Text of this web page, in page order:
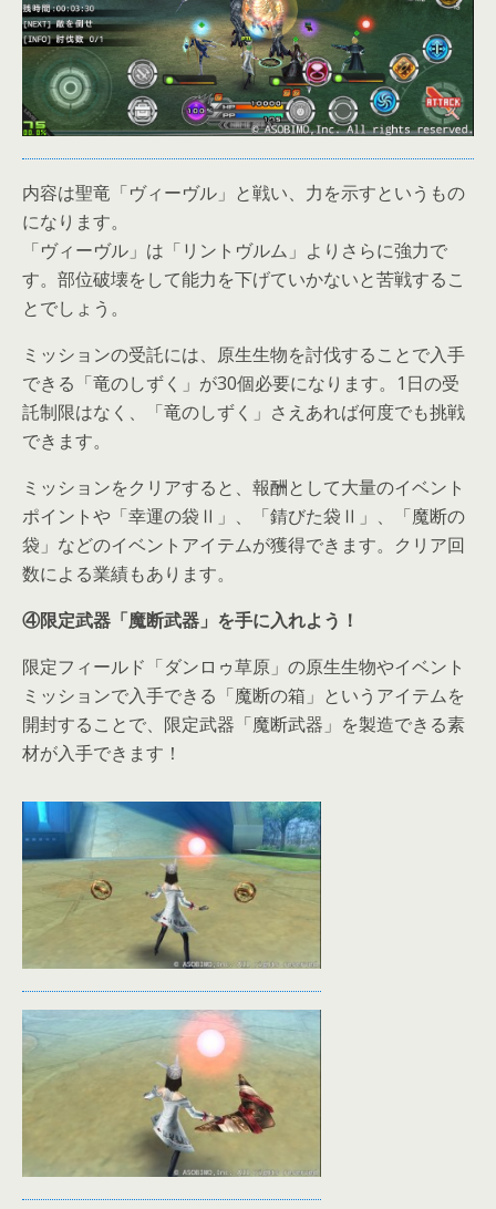
内容は聖竜「ヴィーヴル」と戦い、力を示すというもの
になります。
「ヴィーヴル」は「リントヴルム」よりさらに強力で
す。部位破壊をして能力を下げていかないと苦戦するこ
とでしょう。
ミッションの受託には、原生生物を討伐することで入手
できる「竜のしずく」が30個必要になります。1日の受
託制限はなく、「竜のしずく」さえあれば何度でも挑戦
できます。
ミッションをクリアすると、報酬として大量のイベント
ポイントや「幸運の袋Ⅱ」、「錆びた袋Ⅱ」、「魔断の
袋」などのイベントアイテムが獲得できます。クリア回
数による業績もあります。
④限定武器「魔断武器」を手に入れよう！
限定フィールド「ダンロゥ草原」の原生生物やイベント
ミッションで入手できる「魔断の箱」というアイテムを
開封することで、限定武器「魔断武器」を製造できる素
材が入手できます！